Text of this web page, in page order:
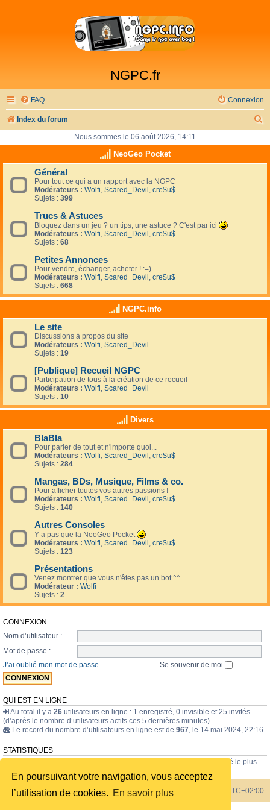
En poursuivant votre navigation, vous acceptez
l’utilisation de cookies. En savoir plus
NGPC.fr
FAQ Connexion
Index du forum
h
Nous sommes le 06 août 2026, 14:11
NeoGeo Pocket
Général
Pour tout ce qui a un rapport avec la NGPC
Modérateurs : Wolfi, Scared_Devil , cre$u$
Sujets : 399
Trucs & Astuces
Bloquez dans un jeu ? un tips, une astuce ? C'est par ici
Modérateurs : Wolfi, Scared_Devil , cre$u$
Sujets : 68
Petites Annonces
Pour vendre, échanger, acheter ! :=)
Modérateurs : Wolfi, Scared_Devil , cre$u$
Sujets : 668
NGPC.info
Le site
Discussions à propos du site
Modérateurs : Wolfi, Scared_Devil
Sujets : 19
[Publique] Recueil NGPC
Participation de tous à la création de ce recueil
Modérateurs : Wolfi, Scared_Devil
Sujets : 10
Divers
BlaBla
Pour parler de tout et n'importe quoi...
Modérateurs : Wolfi, Scared_Devil, cre$u$
Sujets : 284
Mangas, BDs, Musique, Films & co.
Pour afficher toutes vos autres passions !
Modérateurs : Wolfi, Scared_Devil, cre$u$
Sujets : 140
Autres Consoles
Y a pas que la NeoGeo Pocket
Modérateurs : Wolfi, Scared_Devil, cre$u$
Sujets : 123
Présentations
Venez montrer que vous n'êtes pas un bot ^^
Modérateur : Wolfi
Sujets : 2
CONNEXION
Nom d’utilisateur :
Mot de passe :
J’ai oublié mon mot de passe
Se souvenir de moi
QUI EST EN LIGNE
Au total il y a 26 utilisateurs en ligne : 1 enregistré, 0 invisible et 25 invités
(d’après le nombre d’utilisateurs actifs ces 5 dernières minutes)
Le record du nombre d’utilisateurs en ligne est de 967, le 14 mai 2024, 22:16
STATISTIQUES
membres • Le membre enregistré le plus
récent est
internavigator
Index du forum Heures au format UTC+02:00